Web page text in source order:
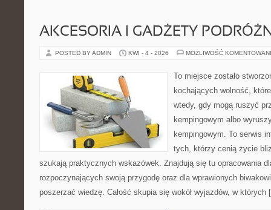
AKCESORIA I GADŻETY
POSTED BY ADMIN KWI - 4 - 2026 MOŻLIWOŚĆ
To miejsce zostało
kochających wolność,
wtedy, gdy mogą ruszyć
kempingowym albo
kempingowym. To serwis
tych, którzy cenią życie
szukają praktycznych wskazówek. Znajdują się tu opracowania
rozpoczynających swoją przygodę oraz dla wprawionych
poszerzać wiedzę. Całość skupia się wokół wyjazdów, w